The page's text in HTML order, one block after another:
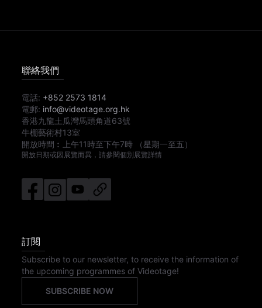
聯絡我們
電話: +852 2573 1814
電郵: info@videotage.org.hk
香港九龍土瓜灣馬頭角道63號
牛棚藝術村13室
開放時間︰
上午11時至下午7時 （星期一至五）
開放日期或因展覽而異，請參閱個別展覽詳情
訂閱
Subscribe to our newsletter, to receive the information of
the upcoming programmes of Videotage!
SUBSCRIBE NOW